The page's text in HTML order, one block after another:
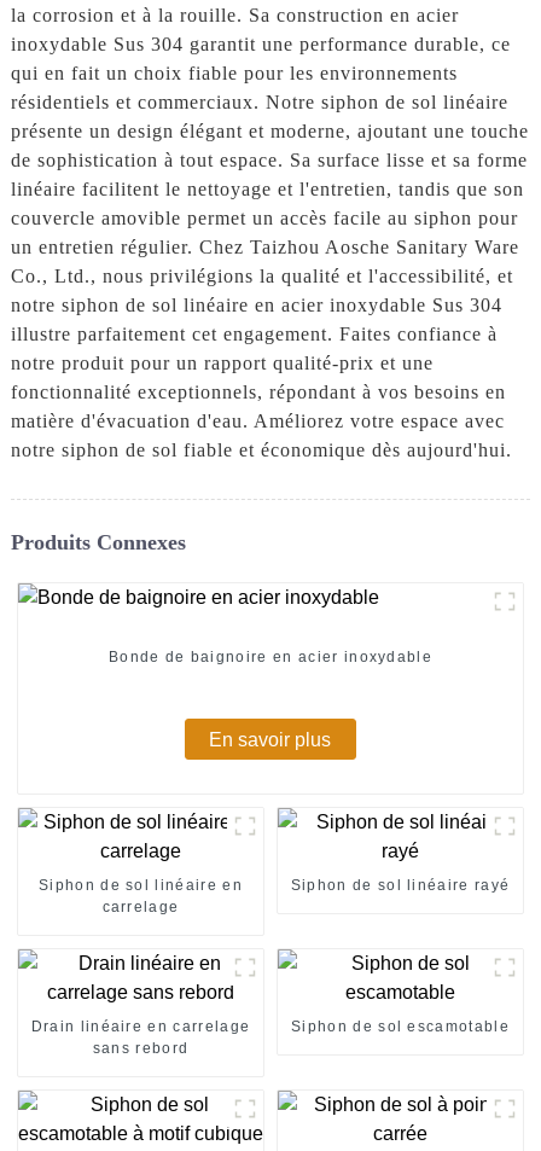
la corrosion et à la rouille. Sa construction en acier
inoxydable Sus 304 garantit une performance durable, ce
qui en fait un choix fiable pour les environnements
résidentiels et commerciaux. Notre siphon de sol linéaire
présente un design élégant et moderne, ajoutant une touche
de sophistication à tout espace. Sa surface lisse et sa forme
linéaire facilitent le nettoyage et l'entretien, tandis que son
couvercle amovible permet un accès facile au siphon pour
un entretien régulier. Chez Taizhou Aosche Sanitary Ware
Co., Ltd., nous privilégions la qualité et l'accessibilité, et
notre siphon de sol linéaire en acier inoxydable Sus 304
illustre parfaitement cet engagement. Faites confiance à
notre produit pour un rapport qualité-prix et une
fonctionnalité exceptionnels, répondant à vos besoins en
matière d'évacuation d'eau. Améliorez votre espace avec
notre siphon de sol fiable et économique dès aujourd'hui.
Produits Connexes
Bonde de baignoire en acier inoxydable
En savoir plus
Siphon de sol linéaire en
carrelage
Siphon de sol linéaire rayé
Drain linéaire en carrelage
sans rebord
Siphon de sol escamotable